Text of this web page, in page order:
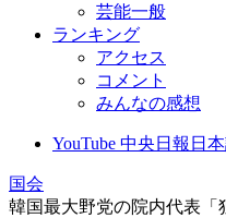
芸能一般
ランキング
アクセス
コメント
みんなの感想
YouTube 中央日報日
国会
韓国最大野党の院内代表